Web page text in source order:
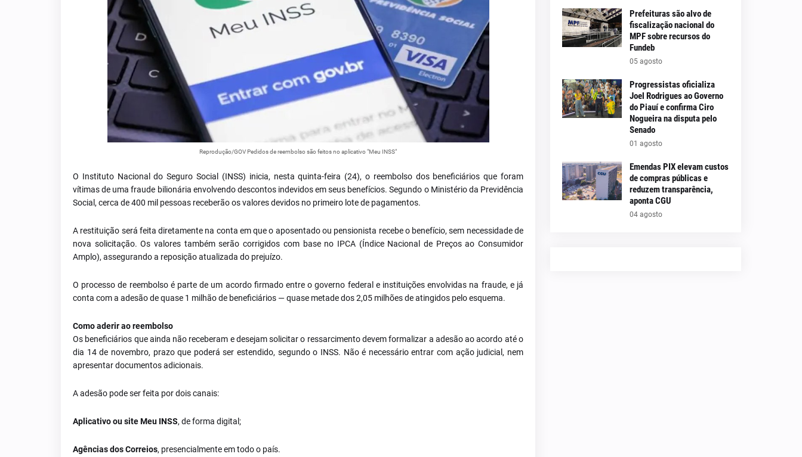
Reprodução/GOV Pedidos de reembolso são feitos no aplicativo "Meu INSS"
O Instituto Nacional do Seguro Social (INSS) inicia, nesta quinta-feira (24), o reembolso dos beneficiários que foram
vítimas de uma fraude bilionária envolvendo descontos indevidos em seus benefícios. Segundo o Ministério da Previdência
Social, cerca de 400 mil pessoas receberão os valores devidos no primeiro lote de pagamentos.
A restituição será feita diretamente na conta em que o aposentado ou pensionista recebe o benefício, sem necessidade de
nova solicitação. Os valores também serão corrigidos com base no IPCA (Índice Nacional de Preços ao Consumidor
Amplo), assegurando a reposição atualizada do prejuízo.
O processo de reembolso é parte de um acordo firmado entre o governo federal e instituições envolvidas na fraude, e já
conta com a adesão de quase 1 milhão de beneficiários — quase metade dos 2,05 milhões de atingidos pelo esquema.
Como aderir ao reembolso
Os beneficiários que ainda não receberam e desejam solicitar o ressarcimento devem formalizar a adesão ao acordo até o
dia 14 de novembro, prazo que poderá ser estendido, segundo o INSS. Não é necessário entrar com ação judicial, nem
apresentar documentos adicionais.
A adesão pode ser feita por dois canais:
Aplicativo ou site Meu INSS, de forma digital;
Agências dos Correios, presencialmente em todo o país.
Prefeituras são alvo de
fiscalização nacional do
MPF sobre recursos do
Fundeb
05 agosto
Progressistas oficializa
Joel Rodrigues ao Governo
do Piauí e confirma Ciro
Nogueira na disputa pelo
Senado
01 agosto
Emendas PIX elevam custos
de compras públicas e
reduzem transparência,
aponta CGU
04 agosto